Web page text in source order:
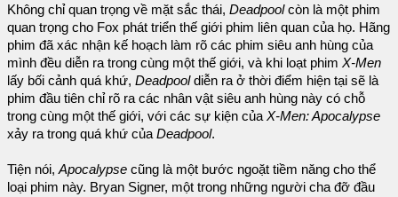
Không chỉ quan trọng về mặt sắc thái, Deadpoolcòn là một phim
quan trọng cho Fox phát triển thế giới phim liên quan của họ. Hãng
phim đã xác nhận kế hoạch làm rõ các phim siêu anh hùng của
mình đều diễn ra trong cùng một thế giới, và khi loạt phim X-Men
lấy bối cảnh quá khứ, Deadpooldiễn ra ở thời điểm hiện tại sẽ là
phim đầu tiên chỉ rõ ra các nhân vật siêu anh hùng này có chỗ
trong cùng một thế giới, với các sự kiện của X-Men: Apocalypse
xảy ra trong quá khứ của Deadpool.
Tiện nói, Apocalypse cũng là một bước ngoặt tiềm năng cho thể
loại phim này. Bryan Signer, một trong những người cha đỡ đầu